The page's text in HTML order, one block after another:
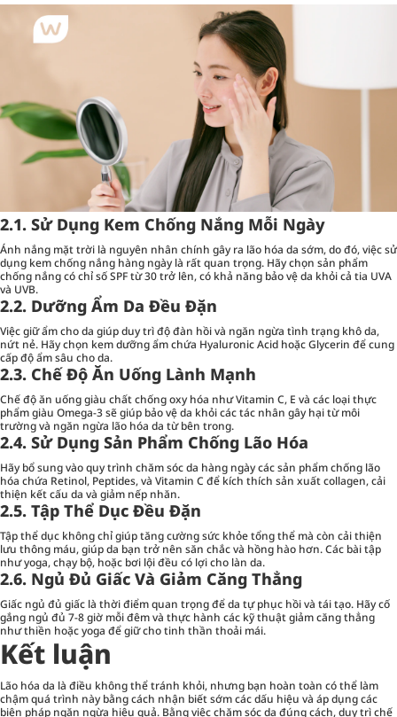
2.1. Sử Dụng Kem Chống Nắng Mỗi Ngày
Ánh nắng mặt trời là nguyên nhân chính gây ra lão hóa da sớm, do đó, việc sử
dụng kem chống nắng hàng ngày là rất quan trọng. Hãy chọn sản phẩm
chống nắng có chỉ số SPF từ 30 trở lên, có khả năng bảo vệ da khỏi cả tia UVA
và UVB.
2.2. Dưỡng Ẩm Da Đều Đặn
Việc giữ ẩm cho da giúp duy trì độ đàn hồi và ngăn ngừa tình trạng khô da,
nứt nẻ. Hãy chọn kem dưỡng ẩm chứa Hyaluronic Acid hoặc Glycerin để cung
cấp độ ẩm sâu cho da.
2.3. Chế Độ Ăn Uống Lành Mạnh
Chế độ ăn uống giàu chất chống oxy hóa như Vitamin C, E và các loại thực
phẩm giàu Omega-3 sẽ giúp bảo vệ da khỏi các tác nhân gây hại từ môi
trường và ngăn ngừa lão hóa da từ bên trong.
2.4. Sử Dụng Sản Phẩm Chống Lão Hóa
Hãy bổ sung vào quy trình chăm sóc da hàng ngày các sản phẩm chống lão
hóa chứa Retinol, Peptides, và Vitamin C để kích thích sản xuất collagen, cải
thiện kết cấu da và giảm nếp nhăn.
2.5. Tập Thể Dục Đều Đặn
Tập thể dục không chỉ giúp tăng cường sức khỏe tổng thể mà còn cải thiện
lưu thông máu, giúp da bạn trở nên săn chắc và hồng hào hơn. Các bài tập
như yoga, chạy bộ, hoặc bơi lội đều có lợi cho làn da.
2.6. Ngủ Đủ Giấc Và Giảm Căng Thẳng
Giấc ngủ đủ giấc là thời điểm quan trọng để da tự phục hồi và tái tạo. Hãy cố
gắng ngủ đủ 7-8 giờ mỗi đêm và thực hành các kỹ thuật giảm căng thẳng
như thiền hoặc yoga để giữ cho tinh thần thoải mái.
Kết luận
Lão hóa da là điều không thể tránh khỏi, nhưng bạn hoàn toàn có thể làm
chậm quá trình này bằng cách nhận biết sớm các dấu hiệu và áp dụng các
biện pháp ngăn ngừa hiệu quả. Bằng việc chăm sóc da đúng cách, duy trì chế